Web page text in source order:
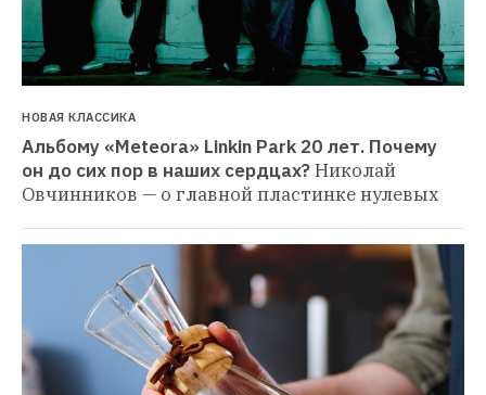
НОВАЯ КЛАССИКА
Альбому «Meteora» Linkin Park 20 лет. Почему
он до сих пор в наших сердцах?Николай
Овчинников — о главной пластинке нулевых